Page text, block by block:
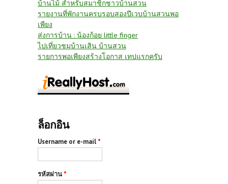
บ้านไม้ สำหรับสมาชิกชาวบ้านสวน
รายงานที่พักงานครบรอบสองปีเวบบ้านสวนพอ
เพียง
ส่งการบ้าน : น้องก้อย little finger
ไปเที่ยวชมบ้านเสิน บ้านสวน
รายการพอเพียงสร้างโอกาส เทปแรกครับ
ล็อกอิน
Username or e-mail *
รหัสผ่าน *